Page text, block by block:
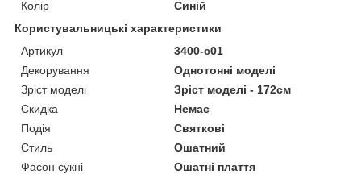
Колір
Синій
Користувальницькі характеристики
Артикул
3400-c01
Декорування
Однотонні моделі
Зріст моделі
Зріст моделі - 172см
Скидка
Немає
Подія
Святкові
Стиль
Ошатний
Фасон сукні
Ошатні плаття